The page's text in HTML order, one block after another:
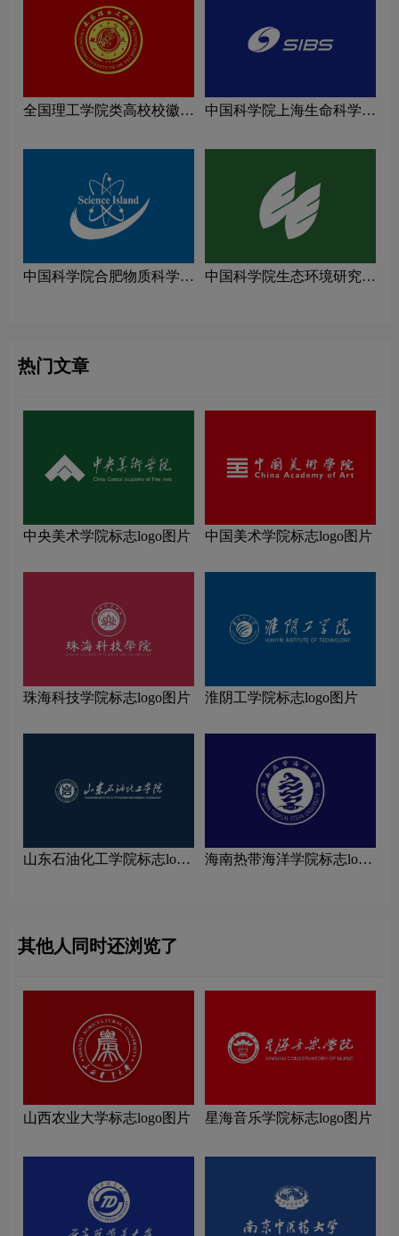
全国理工学院类高校校徽设
中国科学院上海生命科学研
中国科学院合肥物质科学研
中国科学院生态环境研究中
热门文章
中央美术学院标志logo图片 中国美术学院标志logo图片
珠海科技学院标志logo图片 淮阴工学院标志logo图片
山东石油化工学院标志logo
海南热带海洋学院标志logo
其他人同时还浏览了
山西农业大学标志logo图片 星海音乐学院标志logo图片